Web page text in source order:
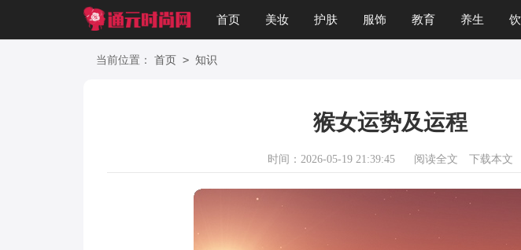
首页 美妆 护肤 服饰 教育 养生
当前位置： 首页 > 知识
猴女运势及运程
时间：2026-05-19 21:39:45 阅读全文 下载本文